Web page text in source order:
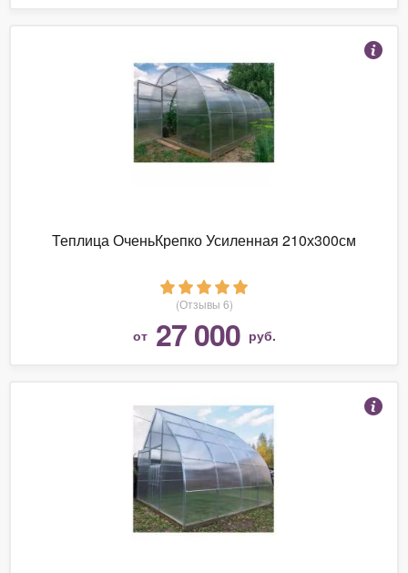
Теплица ОченьКрепко Усиленная 210х300см
(Отзывы 6)
от 27 000 руб.